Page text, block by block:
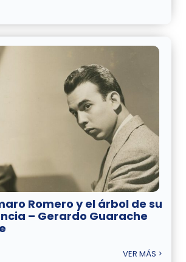
Romero y el árbol de su
– Gerardo Guarache
VER MÁS >